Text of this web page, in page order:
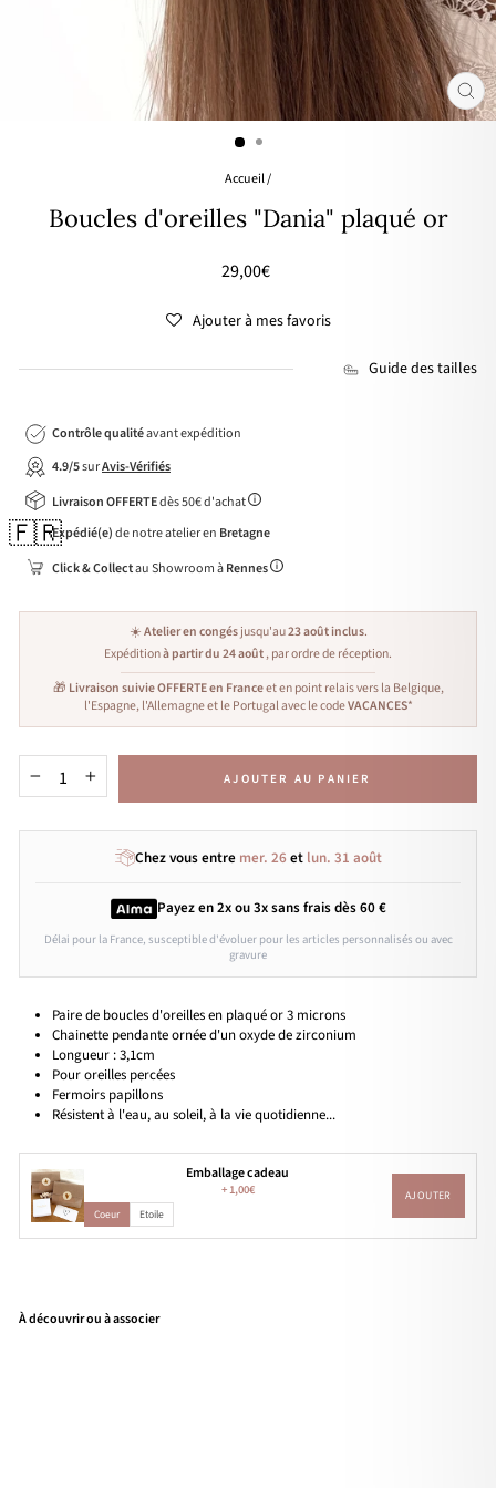
Accueil/
Boucles d'oreilles "Dania" plaqué or
Prix
29,00€
Ajouter à mes favoris
Guide des tailles
Contrôle qualitéavant expédition
4.9/5surAvis-Vérifiés
Livraison OFFERTEdès 50€ d'achat
🇫🇷Expédié(e)de notre atelier en Bretagne
Click & Collectau Showroom àRennes
☀️Atelier en congésjusqu'au23 août inclus.
Expéditionà partir du 24 août, par ordre de réception.
🎁 Livraison suivie OFFERTE en Franceet en point relais vers la Belgique,
l'Espagne, l'Allemagne et le Portugal avec le codeVACANCES*
+ AJOUTER AU PANIER
Chez vous entre mer. 26et lun. 31 août
Payez en 2x ou 3xsans fraisdès 60 €
Délai pour la France, susceptible d'évoluer pour les articles personnalisés ou avec
gravure
Paire de boucles d'oreilles en plaqué or 3 microns
Chainette pendante ornée d'un oxyde de zirconium
Longueur : 3,1cm
Pour oreilles percées
Fermoirs papillons
Résistent à l'eau, au soleil, à la vie quotidienne...
Emballage cadeau
+1,00€
Coeur Etoile
AJOUTER
À découvrir ou à associer